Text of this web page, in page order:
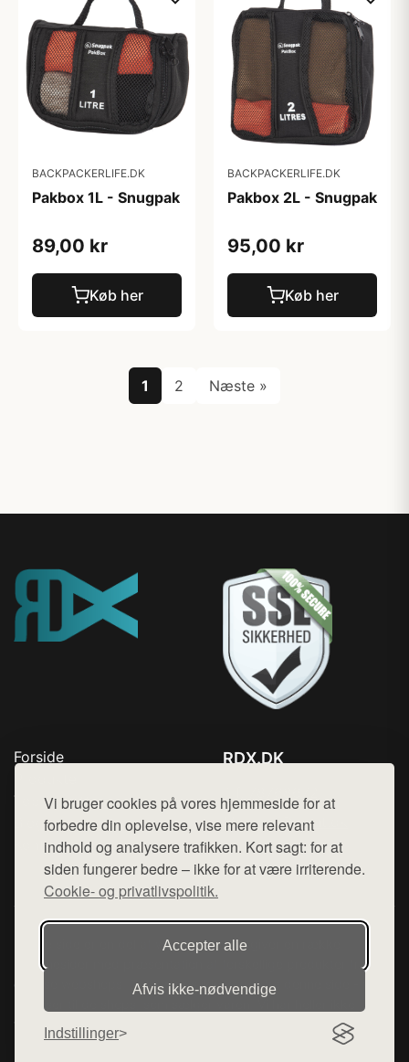
Vi bruger cookies på vores hjemmeside for at
forbedre din oplevelse, vise mere relevant
indhold og analysere trafikken. Kort sagt: for at
siden fungerer bedre – ikke for at være irriterende.
Cookie- og privatlivspolitik.
Accepter alle
Afvis ikke‑nødvendige
Indstillinger
BACKPACKERLIFE.DK
Pakbox 1L - Snugpak
89,00 kr
Køb her
BACKPACKERLIFE.DK
Pakbox 2L - Snugpak
95,00 kr
Køb her
1 2 Næste »
Forside
Top Rabatter
Blog
Kontakt
RDX.DK
Mail: hej@want.dk
Cookie- og privatlivspolitik
Denne side er en del af want.dk, der udgiver en række
hjemmesider med præsentation af forskellige produkter fra
diverse webshops. Der sælges ikke varer fra denne side - vi
henviser til de shops, som sælger varen. Vi har heller ikke
varerne på lager.